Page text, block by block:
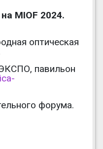
MIOF 2024.
оптическая
павильон
форума.